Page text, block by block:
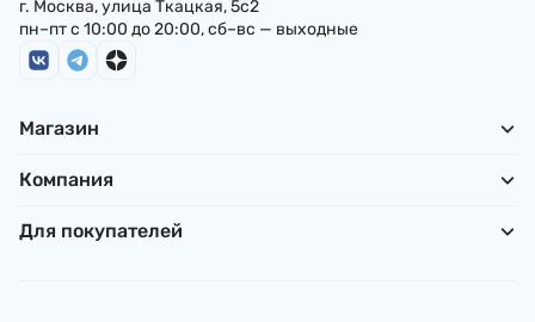
г. Москва, улица Ткацкая, 5с2
пн–пт с 10:00 до 20:00, сб–вс — выходные
Магазин
Компания
Для покупателей